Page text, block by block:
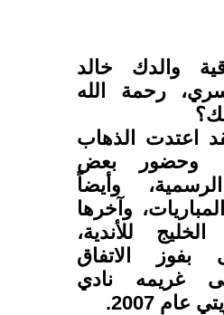
والدك خالد
رحمة الله
اعتدت الذهاب
وحضور بعض
وأيضاً
وآخرها
للأندية،
بفوز الاتفاق
غريمه نادي
عام 2007.